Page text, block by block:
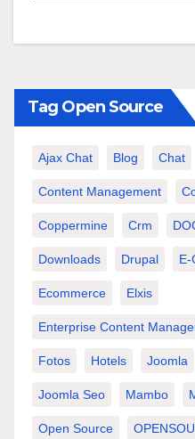
Tag Open Source
Ajax Chat Blog Chat
Content Management
Coppermine Crm
Downloads Drupal E-
Ecommerce Elxis
Enterprise Content
Fotos Hotels Joomla
Joomla Seo Mambo
Open Source